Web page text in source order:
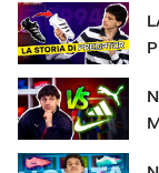
https://
https://
#FutbolEmotion